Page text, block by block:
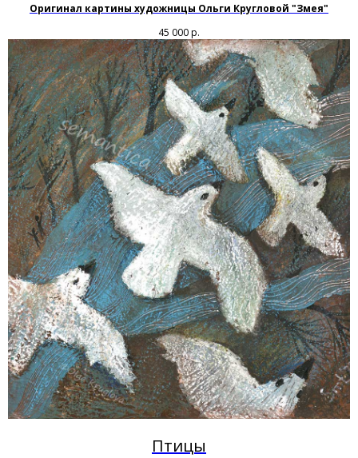
Оригинал картины художницы Ольги Кругловой "Змея"
45 000р.
Птицы